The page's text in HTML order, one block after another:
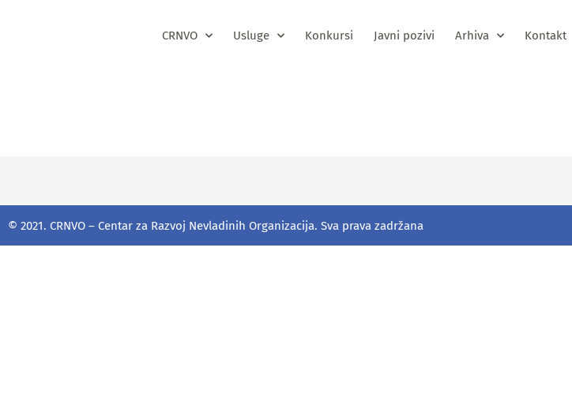
CRNVO Usluge Konkursi Javni pozivi Arhiva Kontakt
© 2021. CRNVO – Centar za Razvoj Nevladinih Organizacija. Sva prava zadržana